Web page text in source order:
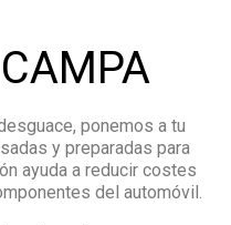
ponemos a tu
y preparadas para
ayuda a reducir costes
del automóvil.